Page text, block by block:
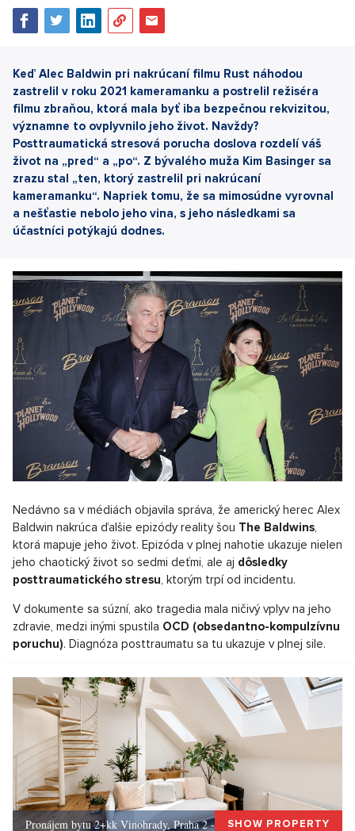
Keď Alec Baldwin pri nakrúcaní filmu Rust náhodou
zastrelil v roku 2021 kameramanku a postrelil režiséra
filmu zbraňou, ktorá mala byť iba bezpečnou rekvizitou,
významne to ovplyvnilo jeho život. Navždy?
Posttraumatická stresová porucha doslova rozdelí váš
život na „pred“ a „po“. Z bývalého muža Kim Basinger sa
zrazu stal „ten, ktorý zastrelil pri nakrúcaní
kameramanku“. Napriek tomu, že sa mimosúdne vyrovnal
a nešťastie nebolo jeho vina, s jeho následkami sa
účastníci potýkajú dodnes.
Nedávno sa v médiách objavila správa, že americký herec Alex
Baldwin nakrúca ďalšie epizódy reality šou The Baldwins,
ktorá mapuje jeho život. Epizóda v plnej nahotie ukazuje nielen
jeho chaotický život so sedmi deťmi, ale aj dôsledky
posttraumatického stresu, ktorým trpí od incidentu.
V dokumente sa súzní, ako tragedia mala ničivý vplyv na jeho
zdravie, medzi inými spustila OCD (obsedantno-kompulzívnu
poruchu). Diagnóza posttraumatu sa tu ukazuje v plnej sile.
Pronájem bytu 2+kk Vinohrady, Praha 2 - 72 m², Praha 2
SHOW PROPERTY